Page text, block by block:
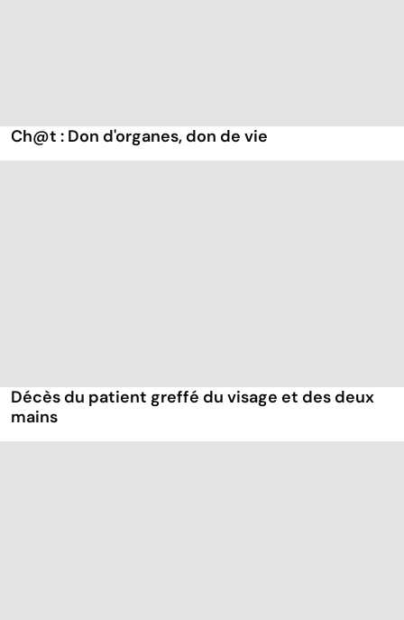
Ch@t : Don d'organes, don de vie
Décès du patient greffé du visage et des deux
mains